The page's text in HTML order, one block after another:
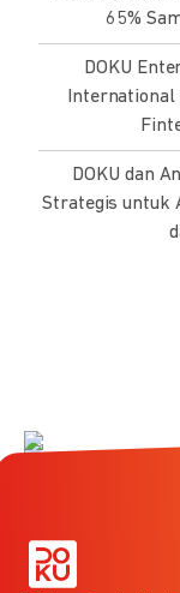
65%
DOKU
DOKU dan
Strategis untuk